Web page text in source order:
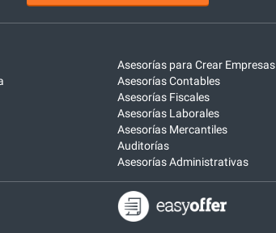
Asesorías para Crear Empresas
Asesorías Contables
Asesorías Fiscales
Asesorías Laborales
Asesorías Mercantiles
Auditorías
Asesorías Administrativas